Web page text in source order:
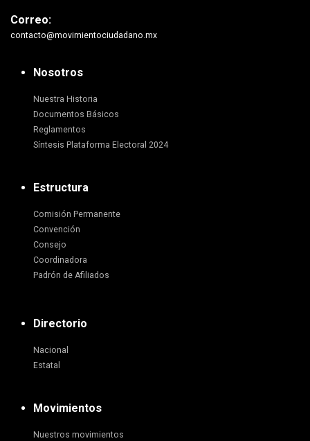
Correo:
contacto@movimientociudadano.mx
Nosotros
Nuestra Historia
Documentos Básicos
Reglamentos
Síntesis Plataforma Electoral 2024
Estructura
Comisión Permanente
Convención
Consejo
Coordinadora
Padrón de Afiliados
Directorio
Nacional
Estatal
Movimientos
Nuestros movimientos